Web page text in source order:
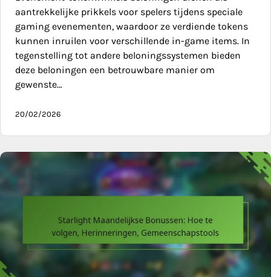
aantrekkelijke prikkels voor spelers tijdens speciale
gaming evenementen, waardoor ze verdiende tokens
kunnen inruilen voor verschillende in-game items. In
tegenstelling tot andere beloningssystemen bieden
deze beloningen een betrouwbare manier om
gewenste…
20/02/2026